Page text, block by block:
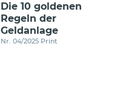
Die 10 goldenen
Regeln der
Geldanlage
Nr. 04/2025 Print